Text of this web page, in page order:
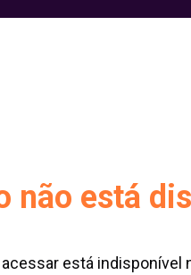
não está
está indisponível